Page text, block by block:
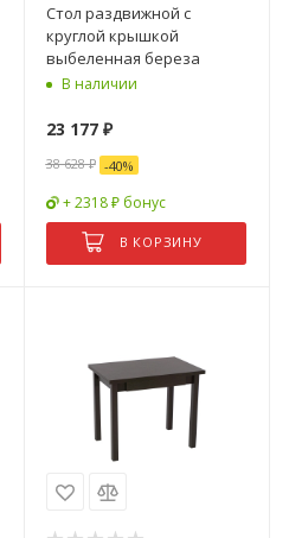
Стол раздвижной с
круглой крышкой
выбеленная береза
В наличии
23 177₽
38 628₽ -40%
+ 2318 ₽ бонус
В КОРЗИНУ